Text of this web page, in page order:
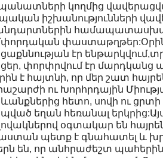
կողմից
իշխանությունների
էր
փորփրվում էր մարդկանց
է հայտնի, որ մեր շատ
ու Խորհրդային
հետո, սովի ու
եղան հեռանալ
օգտակար են
պետք է գնահատել և
են, որ անհրաժեշտ